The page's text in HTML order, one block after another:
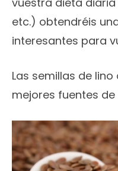
etc.) obtendréis
interesantes para
Las semillas de
mejores fuentes